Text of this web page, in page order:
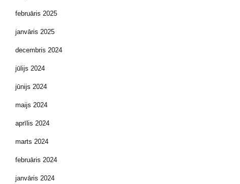
februāris 2025
janvāris 2025
decembris 2024
jūlijs 2024
jūnijs 2024
maijs 2024
aprīlis 2024
marts 2024
februāris 2024
janvāris 2024